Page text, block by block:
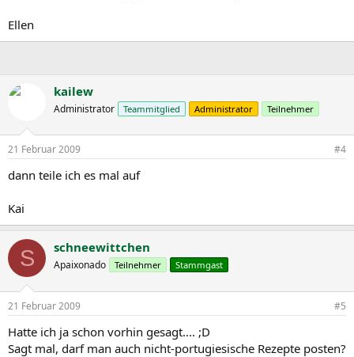
Ellen
kailew
Administrator Teammitglied Administrator Teilnehmer
21 Februar 2009 #4
dann teile ich es mal auf
Kai
S schneewittchen
Apaixonado Teilnehmer Stammgast
21 Februar 2009 #5
Hatte ich ja schon vorhin gesagt.... ;D
Sagt mal, darf man auch nicht-portugiesische Rezepte posten?